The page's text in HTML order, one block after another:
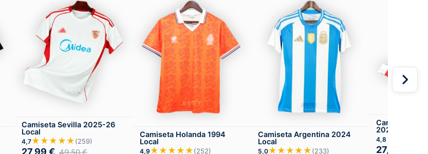
Camiseta Sevilla 2025-26
Local
4,7★★★★★(259)
27,99 €
Camiseta Holanda 1994
Local
4,9 ★★★★★(252)
Camiseta Argentina 2024
Local
5,0★★★★★(233)
Camiseta
2025-26
4,8
27,99